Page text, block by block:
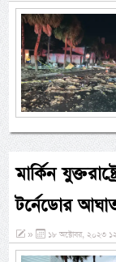
মার্কিন
টর্নেডোর
» ১৮ অক্টোবর, ২০২৩